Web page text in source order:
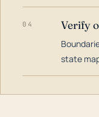
04 Verify
state